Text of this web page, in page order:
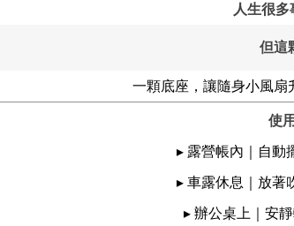
人生很
但這
一顆底座，讓隨身小風扇
使
▸ 露營帳內｜自動
▸ 車露休息｜放著
▸ 辦公桌上｜安